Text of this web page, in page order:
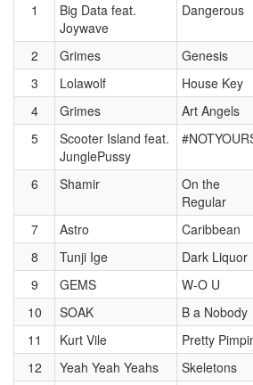
1
Big Data feat.
Joywave
Dangerous
2 Grimes Genesis
3
Lolawolf House Key
4
Grimes Art Angels
5
Scooter Island feat.
JunglePussy
6 Shamir
On the
Regular
7 Astro Caribbean
8
Tunji Ige Dark Liquor
9
GEMS W-O U
10
SOAK B a Nobody
11
Kurt Vile Pretty
12
Yeah Yeah Yeahs Skeletons